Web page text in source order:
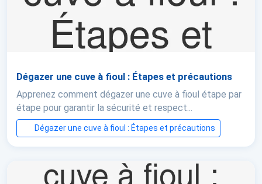
Dégazer une cuve à fioul : Étapes et précautions
Apprenez comment dégazer une cuve à fioul étape par
étape pour garantir la sécurité et respect...
Dégazer une cuve à fioul : Étapes et précautions